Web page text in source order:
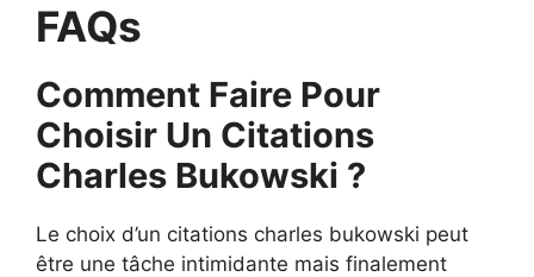
FAQs
Comment Faire Pour
Choisir Un Citations
Charles Bukowski ?
Le choix d’un citations charles bukowski peut
être une tâche intimidante mais finalement